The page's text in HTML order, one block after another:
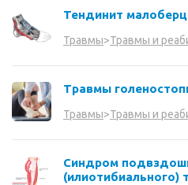
Тендинит
Травмы>Травмы и
Травмы
Травмы>Травмы и
Синдром
(илиотибиального)